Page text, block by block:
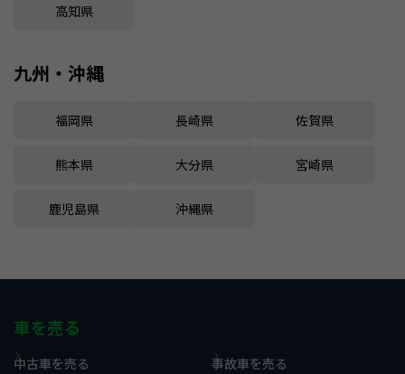
高知県
九州・沖縄
福岡県 長崎県 佐賀県
熊本県 大分県 宮崎県
鹿児島県 沖縄県
車を売る
中古車を売る
事故車を売る